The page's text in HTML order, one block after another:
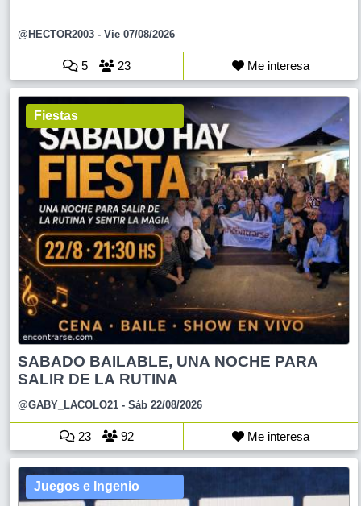
@HECTOR2003 - Vie 07/08/2026
5 23 Me interesa
Fiestas
SABADO BAILABLE, UNA NOCHE PARA
SALIR DE LA RUTINA
@GABY_LACOLO21 - Sáb 22/08/2026
23 92 Me interesa
Juegos e Ingenio